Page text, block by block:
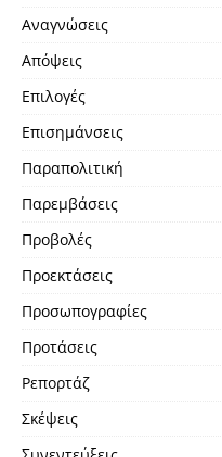
Αναγνώσεις
Απόψεις
Επιλογές
Επισημάνσεις
Παραπολιτική
Παρεμβάσεις
Προβολές
Προεκτάσεις
Προσωπογραφίες
Προτάσεις
Ρεπορτάζ
Σκέψεις